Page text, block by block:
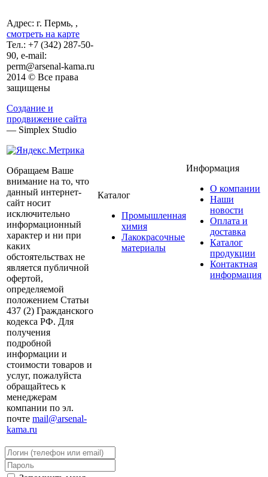
Адрес: г. Пермь, ,
смотреть на карте
Тел.: +7 (342) 287-50-
90, e-mail:
perm@arsenal-kama.ru
2014 © Все права
защищены
Создание и
продвижение сайта
— Simplex Studio
Обращаем Ваше
внимание на то, что
данный интернет-
сайт носит
исключительно
информационный
характер и ни при
каких
обстоятельствах не
является публичной
офертой,
определяемой
положением Статьи
437 (2) Гражданского
кодекса РФ. Для
получения
подробной
информации и
стоимости товаров и
услуг, пожалуйста
обращайтесь к
менеджерам
компании по эл.
почте mail@arsenal-
kama.ru
Каталог
Промышленная
химия
Лакокрасочные
материалы
Информация
О компании
Наши
новости
Оплата и
доставка
Каталог
продукции
Контактная
информация